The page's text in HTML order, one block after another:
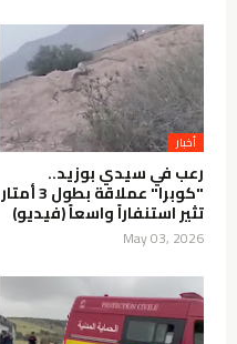
رعب في سيدي بوزيد..
"كوبرا" عملاقة بطول 3 أمتار
تثير استنفاراً واسعاً (فيديو)
May 03, 2026